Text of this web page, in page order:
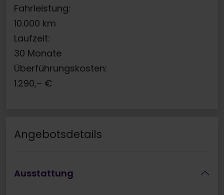
Fahrleistung:
10.000 km
Laufzeit:
30 Monate
Überführungskosten:
1.290,– €
Angebotsdetails
Ausstattung